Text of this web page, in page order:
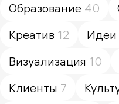
Образование 40
Креатив 12 Идеи
Визуализация 10
Клиенты 7